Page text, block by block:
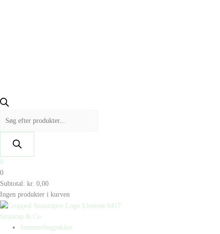
0
0
Subtotal: kr. 0,00
Ingen produkter i kurven
Straarup & Co
Sommerbogpakker